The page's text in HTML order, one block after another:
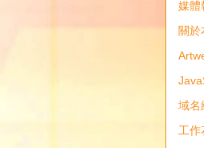
媒體
關於
域名
工作